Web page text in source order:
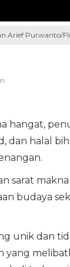
Arief Purwanto/
hangat,
dan halal
sarat
budaya
unik dan